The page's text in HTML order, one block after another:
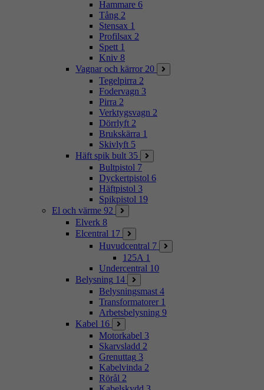
Hammare 6
Tång 2
Stensax 1
Profilsax 2
Spett 1
Kniv 8
Vagnar och kärror 20
Tegelpirra 2
Fodervagn 3
Pirra 2
Verktygsvagn 2
Dörrlyft 2
Brukskärra 1
Skivlyft 5
Häft spik bult 35
Bultpistol 7
Dyckertpistol 6
Häftpistol 3
Spikpistol 19
El och värme 92
Elverk 8
Elcentral 17
Huvudcentral 7
125A 1
Undercentral 10
Belysning 14
Belysningsmast 4
Transformatorer 1
Arbetsbelysning 9
Kabel 16
Motorkabel 3
Skarvsladd 2
Grenuttag 3
Kabelvinda 2
Rörål 2